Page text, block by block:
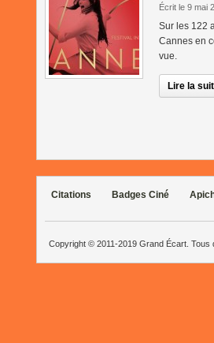
Écrit le 9 mai
Sur les 122
Cannes en
vue.
Lire la
Citations Badges Ciné
Copyright © 2011-2019 Grand Écart. Tous